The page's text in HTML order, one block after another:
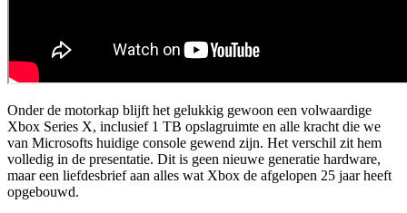
Onder de motorkap blijft het gelukkig gewoon een volwaardige
Xbox Series X, inclusief 1 TB opslagruimte en alle kracht die we
van Microsofts huidige console gewend zijn. Het verschil zit hem
volledig in de presentatie. Dit is geen nieuwe generatie hardware,
maar een liefdesbrief aan alles wat Xbox de afgelopen 25 jaar heeft
opgebouwd.